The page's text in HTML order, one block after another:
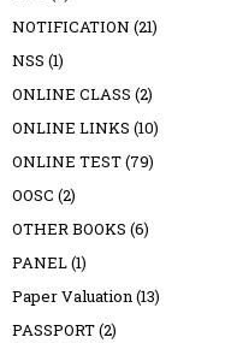
NOTIFICATION (21)
NSS (1)
ONLINE CLASS (2)
ONLINE LINKS (10)
ONLINE TEST(79)
OOSC (2)
OTHER BOOKS (6)
PANEL(1)
Paper Valuation(13)
PASSPORT(2)